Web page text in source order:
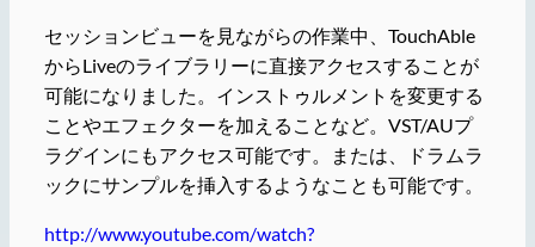
セッションビューを見ながらの作業中、TouchAble
からLiveのライブラリーに直接アクセスすることが
可能になりました。インストゥルメントを変更する
ことやエフェクターを加えることなど。VST/AUプ
ラグインにもアクセス可能です。または、ドラムラ
ックにサンプルを挿入するようなことも可能です。
http://www.youtube.com/watch?